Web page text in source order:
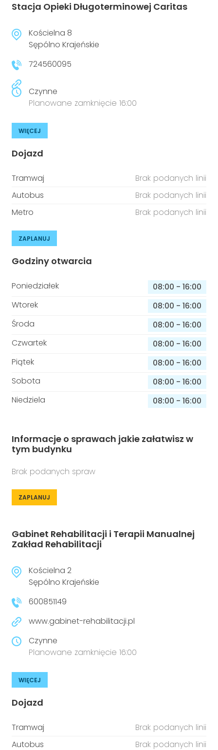
Stacja Opieki Długoterminowej Caritas
Kościelna 8
Sępólno Krajeńskie
724560095
Czynne
Planowane zamknięcie 16:00
WIĘCEJ
Dojazd
Tramwaj
Brak podanych linii
Autobus
Brak podanych linii
Metro
Brak podanych linii
ZAPLANUJ
Godziny otwarcia
Poniedziałek 08:00 - 16:00
Wtorek
08:00 - 16:00
Środa
08:00 - 16:00
Czwartek
08:00 - 16:00
Piątek
08:00 - 16:00
Sobota
08:00 - 16:00
Niedziela
08:00 - 16:00
Informacje o sprawach jakie załatwisz w
tym budynku
Brak podanych spraw
ZAPLANUJ
Gabinet Rehabilitacji i Terapii Manualnej
Zakład Rehabilitacji
Kościelna 2
Sępólno Krajeńskie
600851149
www.gabinet-rehabilitacji.pl
Czynne
Planowane zamknięcie 16:00
WIĘCEJ
Dojazd
Tramwaj
Brak podanych linii
Autobus
Brak podanych linii